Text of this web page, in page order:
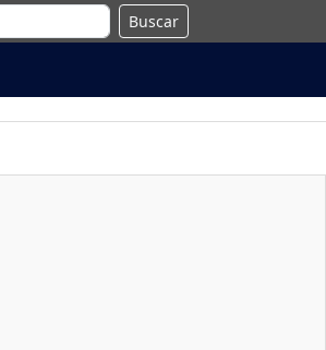
Buscar